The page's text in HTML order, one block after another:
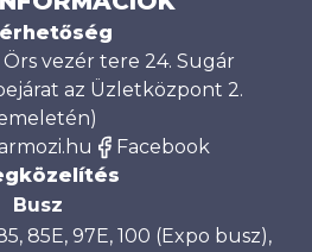
Örs vezér tere 24. Sugár
az Üzletközpont 2.
Facebook
Busz
85E, 97E, 100 (Expo busz),